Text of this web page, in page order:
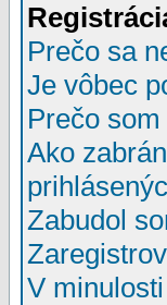
Prečo sa
Je vôbec
Prečo
Ako
Zabudol
V